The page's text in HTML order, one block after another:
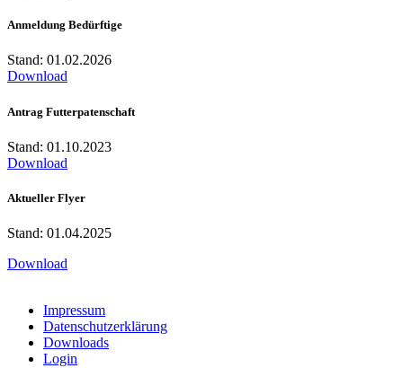
Anmeldung Bedürftige
Stand: 01.02.2026
Download
Antrag Futterpatenschaft
Stand: 01.10.2023
Download
Aktueller Flyer
Stand: 01.04.2025
Download
Impressum
Datenschutzerklärung
Downloads
Login